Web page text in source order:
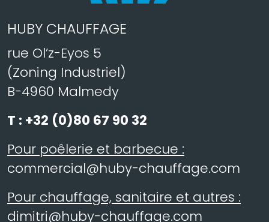
HUBY CHAUFFAGE
rue Ol’z-Eyos 5
(Zoning Industriel)
B-4960 Malmedy
T : +32 (0)80 67 90 32
Pour poêlerie et barbecue :
commercial@huby-chauffage.com
Pour chauffage, sanitaire et autres :
dimitri@huby-chauffage.com